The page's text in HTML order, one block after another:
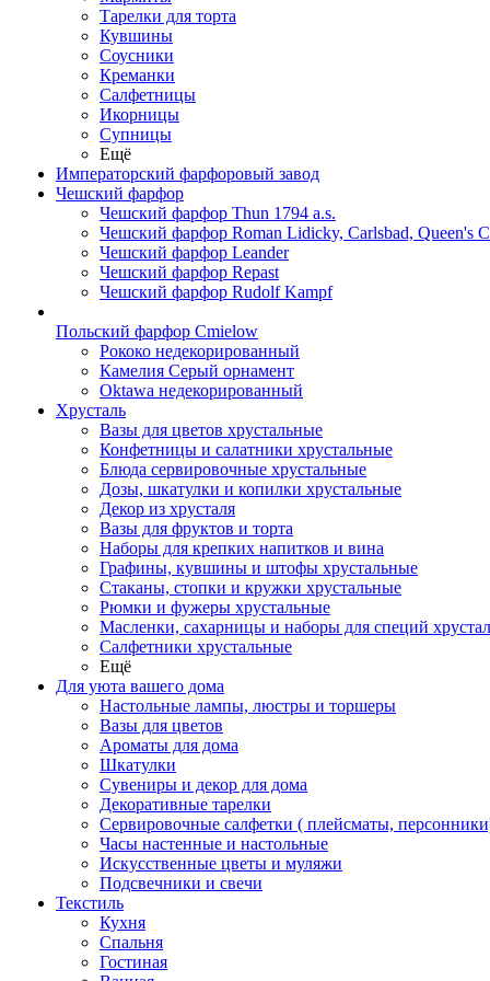
Тарелки для торта
Кувшины
Соусники
Креманки
Салфетницы
Икорницы
Супницы
Ещё
Императорский фарфоровый завод
Чешский фарфор
Чешский фарфор Thun 1794 a.s.
Чешский фарфор Roman Lidicky, Carlsbad, Queen's
Чешский фарфор Leander
Чешский фарфор Repast
Чешский фарфор Rudolf Kampf
Польский фарфор Сmielow
Рококо недекорированный
Камелия Серый орнамент
Oktawa недекорированный
Хрусталь
Вазы для цветов хрустальные
Конфетницы и салатники хрустальные
Блюда сервировочные хрустальные
Дозы, шкатулки и копилки хрустальные
Декор из хрусталя
Вазы для фруктов и торта
Наборы для крепких напитков и вина
Графины, кувшины и штофы хрустальные
Стаканы, стопки и кружки хрустальные
Рюмки и фужеры хрустальные
Масленки, сахарницы и наборы для специй
Салфетники хрустальные
Ещё
Для уюта вашего дома
Настольные лампы, люстры и торшеры
Вазы для цветов
Ароматы для дома
Шкатулки
Сувениры и декор для дома
Декоративные тарелки
Сервировочные салфетки ( плейсматы,
Часы настенные и настольные
Искусственные цветы и муляжи
Подсвечники и свечи
Текстиль
Кухня
Спальня
Гостиная